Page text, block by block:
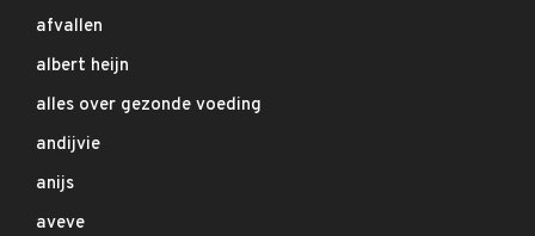
afvallen
albert heijn
alles over gezonde voeding
andijvie
anijs
aveve